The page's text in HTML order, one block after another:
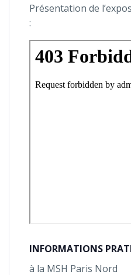
Présentation de
:
INFORMATIONS
à la MSH Paris Nord